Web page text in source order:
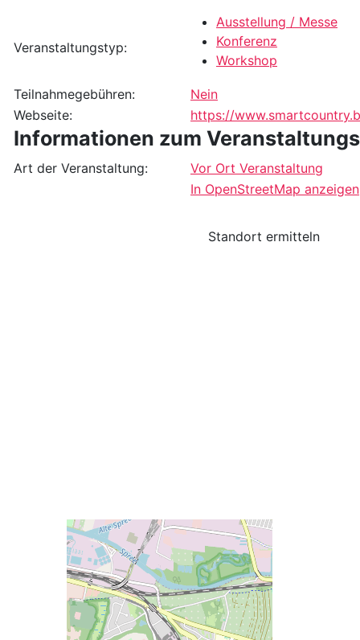
Veranstaltungstyp:
Ausstellung / Messe
Konferenz
Workshop
Teilnahmegebühren:
Nein
Webseite:
https://
Informationen zum
Art der Veranstaltung:
Vor Ort Veranstaltung
In OpenStreetMap anzeigen
Standort ermitteln